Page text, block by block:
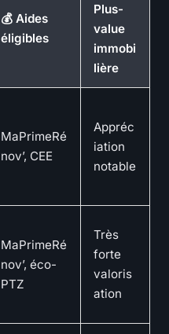
💰 Aides
éligibles
Plus-
value
immobi
lière
MaPrimeRé
nov’, CEE
Appréc
iation
notable
MaPrimeRé
nov’, éco-
PTZ
Très
forte
valoris
ation